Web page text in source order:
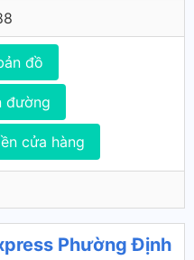
đồ
đường
cửa hàng
Phường Định